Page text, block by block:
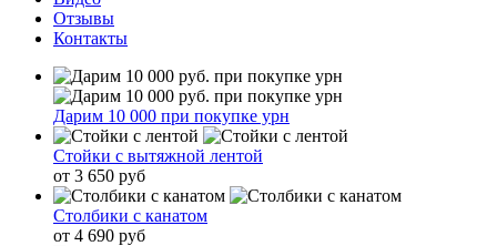
Отзывы
Контакты
Дарим 10 000 при покупке урн
Стойки с вытяжной лентой
от 3 650 руб
Столбики с канатом
от 4 690 руб